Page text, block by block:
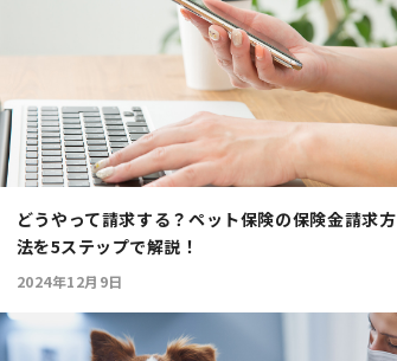
どうやって請求する？ペット保険の保険金請求方
法を5ステップで解説！
2024年12月9日